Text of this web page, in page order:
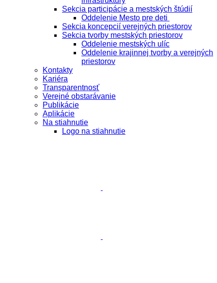
Sekcia participácie a mestských štúdií
Oddelenie Mesto pre deti
Sekcia koncepcií verejných priestorov
Sekcia tvorby mestských priestorov
Oddelenie mestských ulíc
Oddelenie krajinnej tvorby a verejných
priestorov
Kontakty
Kariéra
Transparentnosť
Verejné obstarávanie
Publikácie
Aplikácie
Na stiahnutie
Logo na stiahnutie